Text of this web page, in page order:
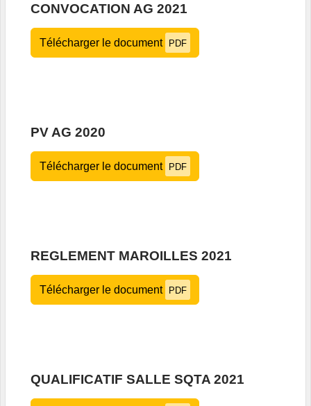
CONVOCATION AG 2021
Télécharger le document PDF
PV AG 2020
Télécharger le document PDF
REGLEMENT MAROILLES 2021
Télécharger le document PDF
QUALIFICATIF SALLE SQTA 2021